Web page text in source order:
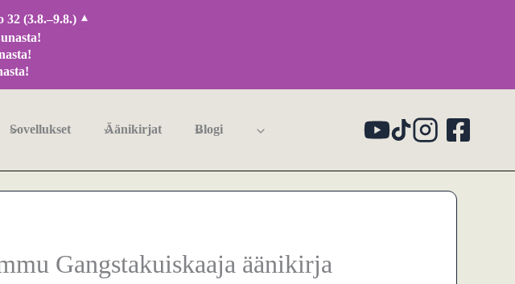
(3.8.–9.8.) ▾
Sovellukset Äänikirjat Blogi
Gangstakuiskaaja äänikirja